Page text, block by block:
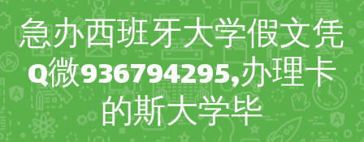
急办西班牙大学假文凭
Q微936794295,办理卡
的斯大学毕